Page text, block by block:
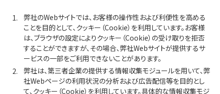
弊社のWebサイトでは、お客様の操作性および利便性を高める
ことを目的として、クッキー（Cookie）を利用しています。お客様
は、ブラウザの設定によりクッキー（Cookie）の受け取りを拒否
することができますが、その場合、弊社Webサイトが提供するサ
ービスの一部をご利用できないことがあります。
弊社は、第三者企業の提供する情報収集モジュールを用いて、弊
社Webページの利用状況の分析および広告配信等を目的とし
て、クッキー（Cookie）を利用しています。具体的な情報収集モジ